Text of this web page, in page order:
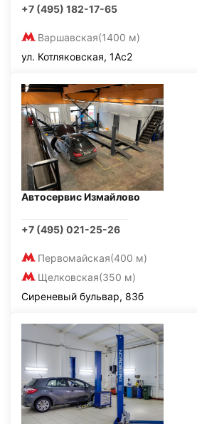
+7 (495) 182-17-65
Варшавская(1400 м)
ул. Котляковская, 1Ас2
Автосервис Измайлово
+7 (495) 021-25-26
Первомайская(400 м)
Щелковская(350 м)
Сиреневый бульвар, 83б